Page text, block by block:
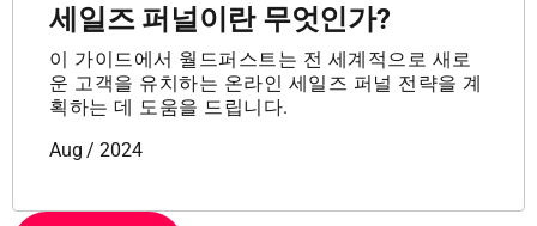
세일즈 퍼널이란 무엇인가?
이 가이드에서 월드퍼스트는 전 세계적으로 새로
운 고객을 유치하는 온라인 세일즈 퍼널 전략을 계
획하는 데 도움을 드립니다.
Aug / 2024